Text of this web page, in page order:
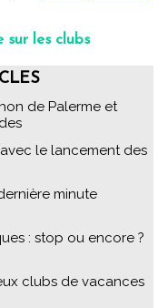
sur les clubs
de Palerme et
le lancement des
minute
: stop ou encore ?
clubs de vacances